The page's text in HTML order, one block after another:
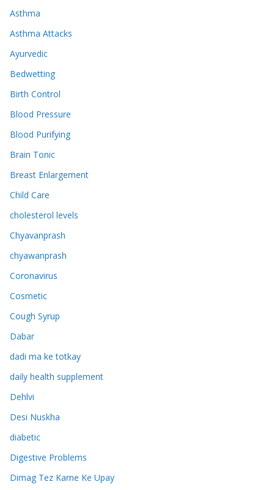
Asthma
Asthma Attacks
Ayurvedic
Bedwetting
Birth Control
Blood Pressure
Blood Purifying
Brain Tonic
Breast Enlargement
Child Care
cholesterol levels
Chyavanprash
chyawanprash
Coronavirus
Cosmetic
Cough Syrup
Dabar
dadi ma ke totkay
daily health supplement
Dehlvi
Desi Nuskha
diabetic
Digestive Problems
Dimag Tez Karne Ke Upay